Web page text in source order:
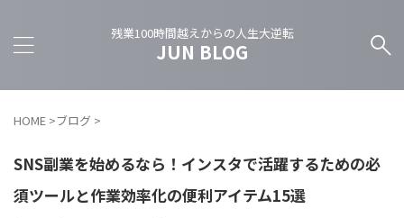
残業100時間越えからの人生大逆転
JUN BLOG
HOME >ブログ >
SNS副業を始めるなら！インスタで活躍するための必
須ツールと作業効率化の便利アイテム15選